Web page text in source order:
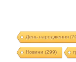
День народження
Новини (299)